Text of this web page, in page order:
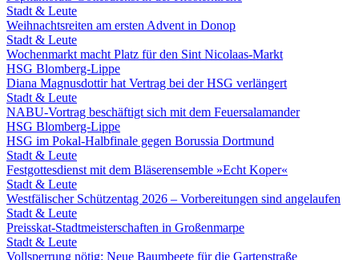
Stadt & Leute
Weihnachtsreiten am ersten Advent in Donop
Stadt & Leute
Wochenmarkt macht Platz für den Sint Nicolaas-Markt
HSG Blomberg-Lippe
Diana Magnusdottir hat Vertrag bei der HSG verlängert
Stadt & Leute
NABU-Vortrag beschäftigt sich mit dem Feuersalamander
HSG Blomberg-Lippe
HSG im Pokal-Halbfinale gegen Borussia Dortmund
Stadt & Leute
Festgottesdienst mit dem Bläserensemble »Echt Koper«
Stadt & Leute
Westfälischer Schützentag 2026 – Vorbereitungen sind angelaufen
Stadt & Leute
Preisskat-Stadtmeisterschaften in Großenmarpe
Stadt & Leute
Vollsperrung nötig: Neue Baumbeete für die Gartenstraße